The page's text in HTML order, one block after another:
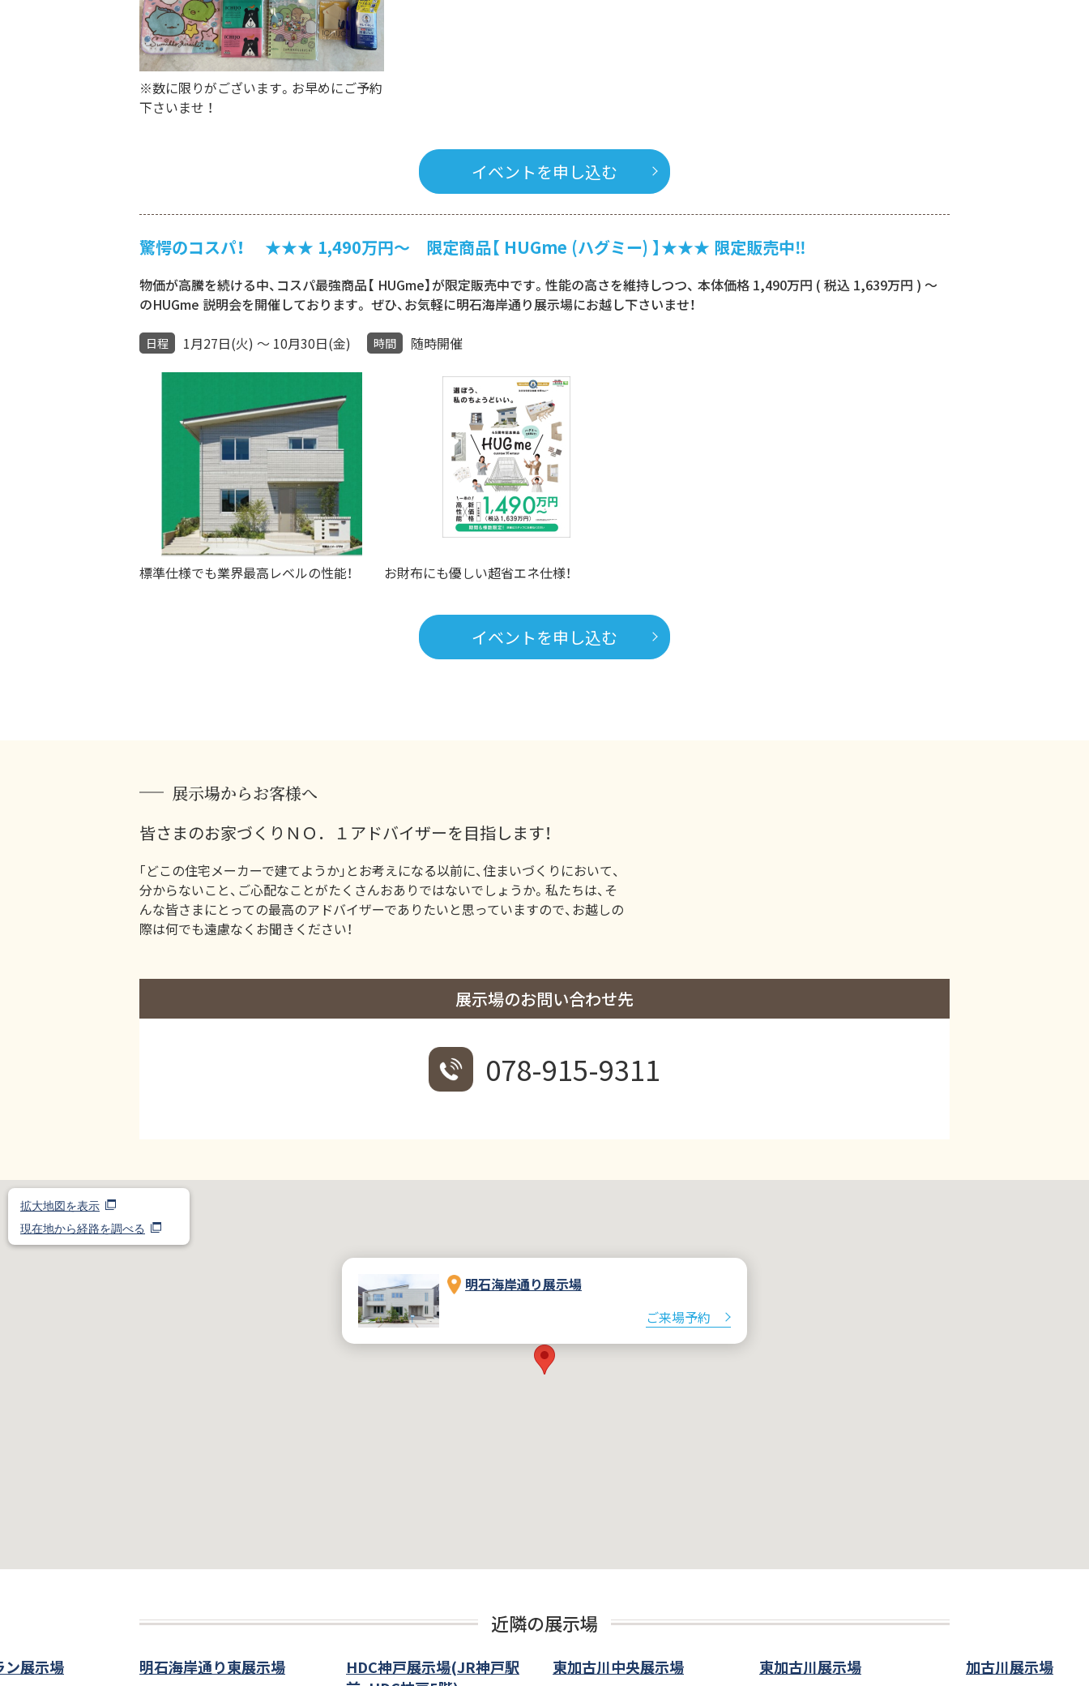
※数に限りがございます。お早めにご予約
下さいませ ！
イベントを申し込む
驚愕のコスパ！ ★★★ 1,490万円～ 限定商品【 HUGme (ハグミー) 】★★★ 限定販売中‼
物価が高騰を続ける中、コスパ最強商品【 HUGme】が限定販売中です。性能の高さを維持しつつ、 本体価格 1,490万円 ( 税込 1,639万円 ) ～
のHUGme 説明会を開催しております。 ぜひ、お気軽に明石海岸通り展示場にお越し下さいませ！
日程 1月27日(火) ～ 10月30日(金) 時間 随時開催
標準仕様でも業界最高レベルの性能！ お財布にも優しい超省エネ仕様！
イベントを申し込む
展示場からお客様へ
皆さまのお家づくりＮＯ．１アドバイザーを目指します！
｢どこの住宅メーカーで建てようか｣とお考えになる以前に、住まいづくりにおいて、
分からないこと、ご心配なことがたくさんおありではないでしょうか。私たちは、そ
んな皆さまにとっての最高のアドバイザーでありたいと思っていますので、お越しの
際は何でも遠慮なくお聞きください！
展示場のお問い合わせ先
078-915-9311
拡大地図を表示
現在地から経路を調べる
明石海岸通り展示場
ご来場予約
近隣の展示場
ン展示場 明石海岸通り東展示場
HDC神戸展示場(JR神戸駅
東加古川中央展示場 東加古川展示場 加古川展示場